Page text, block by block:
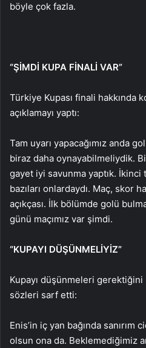
böyle çok fazla.
“ŞİMDİ KUPA FİNALİ VAR”
Türkiye Kupası finali hakkında
açıklamayı yaptı:
Tam uyarı yapacağımız anda
biraz daha oynayabilmeliydik.
gayet iyi savunma yaptık. İkinci
bazıları onlardaydı. Maç, skor
açıkçası. İlk bölümde golü
günü maçımız var şimdi.
“KUPAYI DÜŞÜNMELİYİZ”
Kupayı düşünmeleri
sözleri sarf etti:
Enis’in iç yan bağında sanırım
olsun ona da. Beklemediğimiz